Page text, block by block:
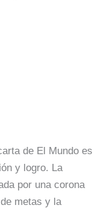
de El Mundo es
y logro. La
por una corona
metas y la